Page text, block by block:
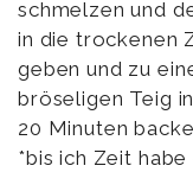
schmelzen und
in die trockenen
geben und zu
bröseligen Teig
20 Minuten
*bis ich Zeit